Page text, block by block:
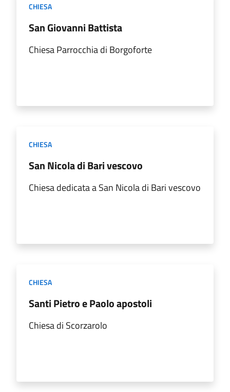
CHIESA
San Giovanni Battista
Chiesa Parrocchia di Borgoforte
CHIESA
San Nicola di Bari vescovo
Chiesa dedicata a San Nicola di Bari vescovo
CHIESA
Santi Pietro e Paolo apostoli
Chiesa di Scorzarolo